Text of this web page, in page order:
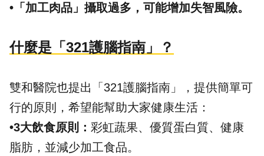
•「加工肉品」攝取過多，可能增加失智風險。
什麼是「321護腦指南」？
雙和醫院也提出「321護腦指南」，提供簡單可
行的原則，希望能幫助大家健康生活：
•3大飲食原則： 彩虹蔬果、優質蛋白質、健康
脂肪，並減少加工食品。